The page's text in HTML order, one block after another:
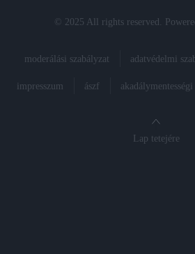
© 2025 All rights reserved.
moderálási szabályzat adatvédelmi
impresszum ászf
Lap tetejére